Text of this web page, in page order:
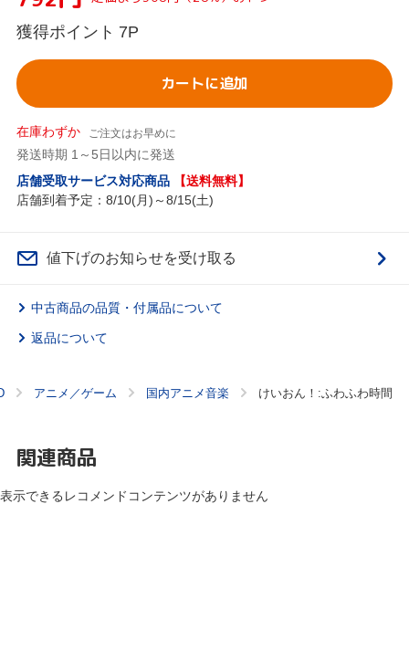
獲得ポイント 7P
カートに追加
在庫わずか ご注文はお早めに
発送時期 1～5日以内に発送
店舗受取サービス対応商品
【送料無料】
店舗到着予定：8/10(月)～8/15(土)
値下げのお知らせを受け取る
中古商品の品質・付属品について
返品について
アニメ／ゲーム 国内アニメ音楽 けいおん！:ふわふわ時間
関連商品
表示できるレコメンドコンテンツがありません